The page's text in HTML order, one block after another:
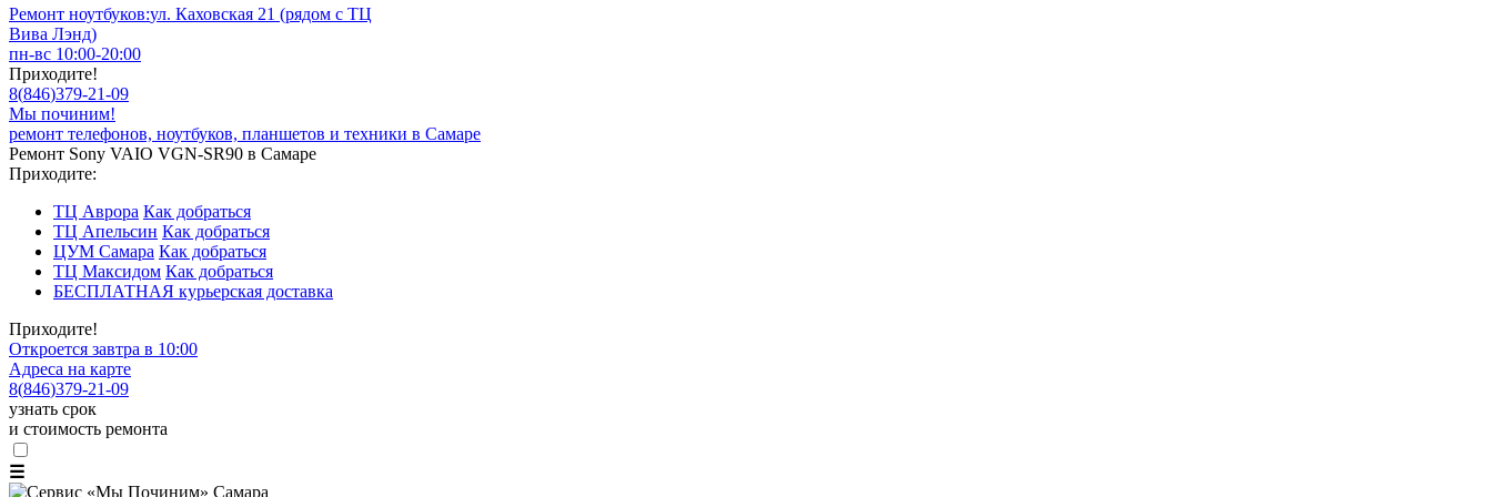
Ремонт ноутбуков:ул. Каховская 21 (рядом с ТЦ
Вива Лэнд)
пн-вс 10:00-20:00
Приходите!
8(846)379-21-09
Мы починим!
ремонт телефонов, ноутбуков, планшетов и техники в Самаре
Ремонт Sony VAIO VGN-SR90 в Самаре
Приходите:
ТЦ Аврора Как добраться
ТЦ Апельсин Как добраться
ЦУМ Самара Как добраться
ТЦ Максидом Как добраться
БЕСПЛАТНАЯ курьерская доставка
Приходите!
Откроется завтра в 10:00
Адреса на карте
8(846)379-21-09
узнать срок
и стоимость ремонта
☰